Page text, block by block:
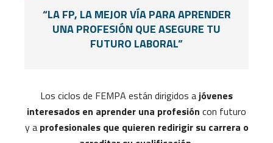
“LA FP, LA MEJOR VÍA PARA APRENDER
UNA PROFESIÓN QUE ASEGURE TU
FUTURO LABORAL”
Los ciclos de FEMPA están dirigidos a jóvenes
interesados en aprender una profesión con futuro
y a profesionales que quieren redirigir su carrera o